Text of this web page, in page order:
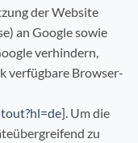
der Website
an Google sowie
verhindern,
verfügbare Browser-
]. Um die
zu